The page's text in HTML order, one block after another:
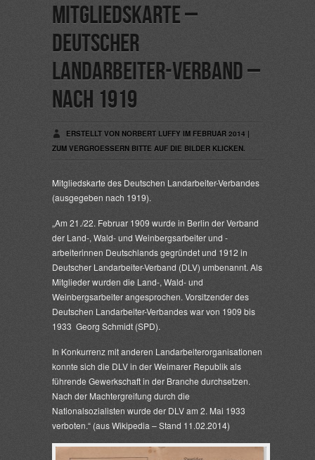
Mitgliedskarte –
Deutscher
Landarbeiter-Verband –
nach 1919
ERSTELLT VON NORBERT LUFFY IM FEBRUAR 2014 |
ZUM VERGROESSERN BITTE AUF DIE BILDER KLICKEN.
Mitgliedskarte des Deutschen Landarbeiter-Verbandes
(ausgegeben nach 1919).
„Am 21./22. Februar 1909 wurde in Berlin der Verband
der Land-, Wald- und Weinbergsarbeiter und -
arbeiterinnen Deutschlands gegründet und 1912 in
Deutscher Landarbeiter-Verband (DLV) umbenannt. Als
Mitglieder wurden die Land-, Wald- und
Weinbergsarbeiter angesprochen. Vorsitzender des
Deutschen Landarbeiter-Verbandes war von 1909 bis
1933 Georg Schmidt (SPD).
In Konkurrenz mit anderen Landarbeiterorganisationen
konnte sich die DLV in der Weimarer Republik als
führende Gewerkschaft in der Branche durchsetzen.
Nach der Machtergreifung durch die
Nationalsozialisten wurde der DLV am 2. Mai 1933
verboten.“ (aus Wikipedia – Stand 11.02.2014)